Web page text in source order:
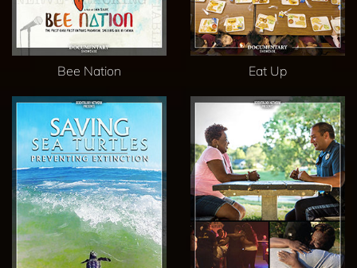
Bee Nation Eat Up